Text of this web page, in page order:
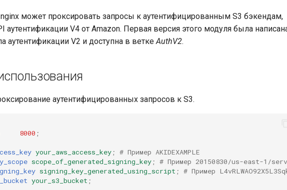
может проксировать запросы к аутентифицированным S3 бэкендам,
аутентификации V4 от Amazon. Первая версия этого модуля была
аутентификации V2 и доступна в веткеAuthV2.
аутентифицированных запросов к S3.
8000 ;
your_aws_access_key ; # Пример AKIDEXAMPLE
scope_of_generated_signing_key ; # Пример 20150830/us-east-1/
signing_key_generated_using_script ; # Пример
your_s3_bucket ;